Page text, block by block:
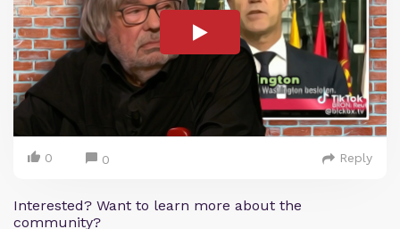
0 0 Reply
Interested? Want to learn more about the
community?